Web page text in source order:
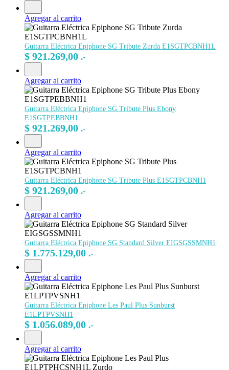
Agregar al carrito
Guitarra Eléctrica Epiphone SG Tribute Zurda E1SGTPCBNH1L
$ 921.269,00 .-
Agregar al carrito
Guitarra Eléctrica Epiphone SG Tribute Plus Ebony
E1SGTPEBBNH1
$ 921.269,00 .-
Agregar al carrito
Guitarra Eléctrica Epiphone SG Tribute Plus E1SGTPCBNH1
$ 921.269,00 .-
Agregar al carrito
Guitarra Eléctrica Epiphone SG Standard Silver EIGSGSSMNH1
$ 1.775.129,00 .-
Agregar al carrito
Guitarra Eléctrica Epiphone Les Paul Plus Sunburst
E1LPTPVSNH1
$ 1.056.089,00 .-
Agregar al carrito